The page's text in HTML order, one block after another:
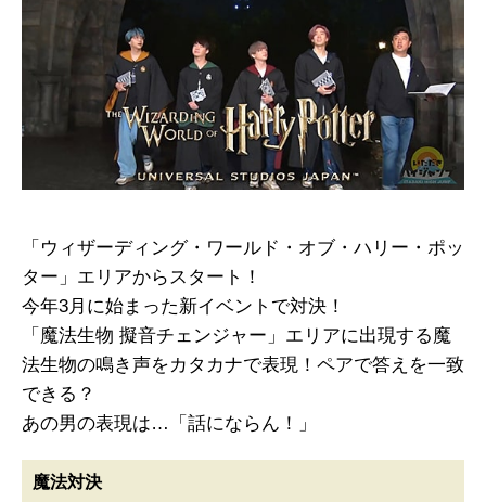
「ウィザーディング・ワールド・オブ・ハリー・ポッ
ター」エリアからスタート！
今年3月に始まった新イベントで対決！
「魔法生物 擬音チェンジャー」エリアに出現する魔
法生物の鳴き声をカタカナで表現！ペアで答えを一致
できる？
あの男の表現は…「話にならん！」
魔法対決